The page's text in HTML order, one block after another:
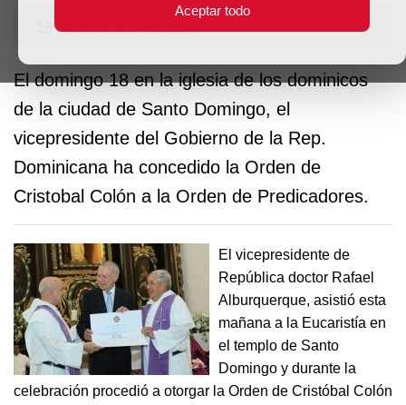
Aceptar todo
18 de diciembre de 2011
El domingo 18 en la iglesia de los dominicos
de la ciudad de Santo Domingo, el
vicepresidente del Gobierno de la Rep.
Dominicana ha concedido la Orden de
Cristobal Colón a la Orden de Predicadores.
El vicepresidente de
República doctor Rafael
Alburquerque, asistió esta
mañana a la Eucaristía en
el templo de Santo
Domingo y durante la
celebración procedió a otorgar la Orden de Cristóbal Colón